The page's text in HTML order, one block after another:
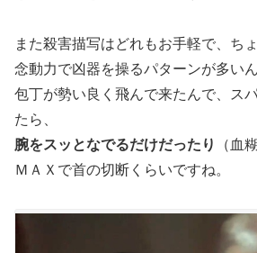
また殺害描写はどれもお手軽で、ち
念動力で凶器を操るパターンが多いん
包丁が勢い良く飛んで来たんで、ス
たら、
腕をスッとなでるだけだったり
（血
ＭＡＸで首の切断くらいですね。